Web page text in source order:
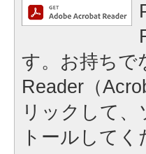
す。お持ちで
Reader（
リックして
トールしてく